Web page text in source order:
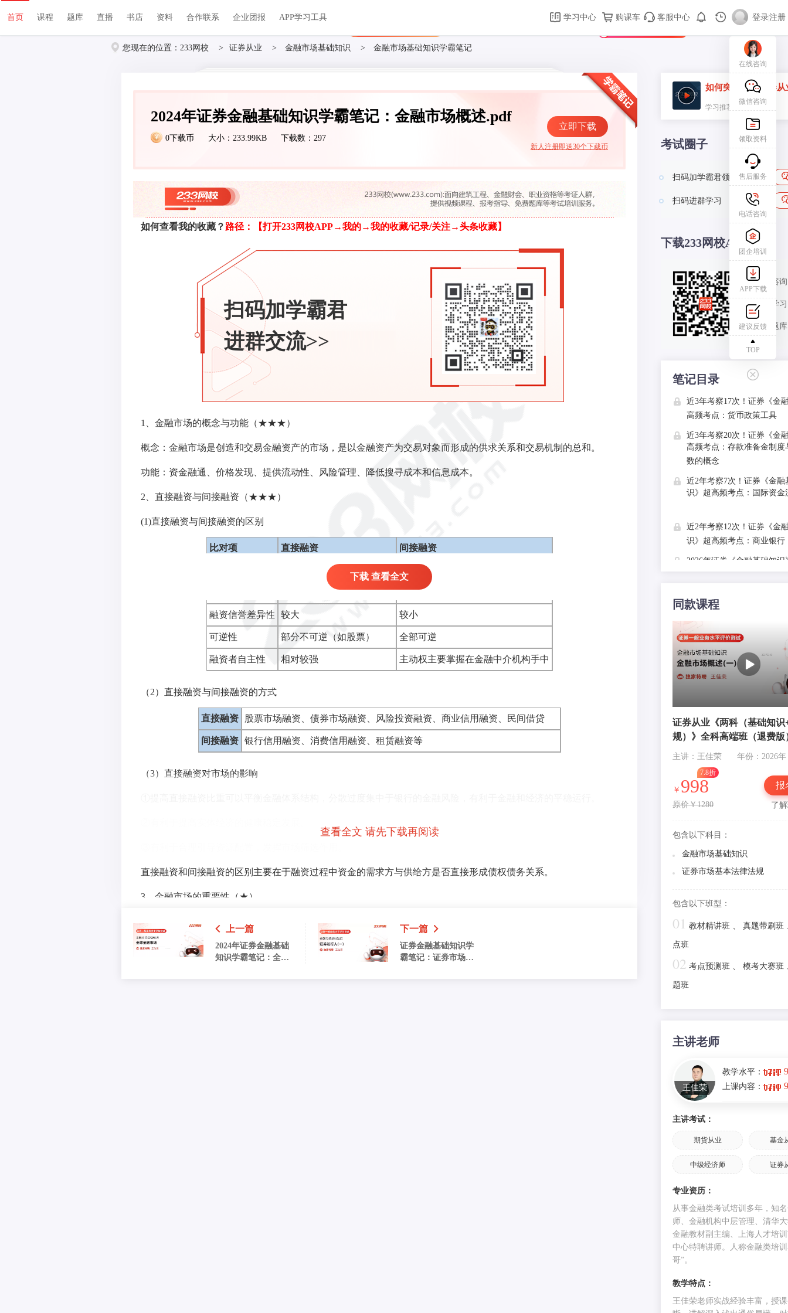
首页 课程 题库 直播 书店 资料 关于我们 帮助中心 购课车 登录/注册
首页 课程 题库 直播 书店 资料 合作联系 企业团报 APP学习工具 学习中心 购课车 客服中心 登录|注册
您现在的位置： 233网校 > 证券从业 > 金融市场基础知识 > 金融市场基础知识学霸笔记
2024年证券金融基础知识学霸笔记：金融市场概述.pdf
0下载币 大小：233.99KB 下载数：297
立即下载
新人注册即送30个下载币
如何查看我的收藏？ 路径：【打开233网校APP→我的→我的收藏/记录/关注→头条收藏】
扫码加学霸君
进群交流>>
1、金融市场的概念与功能（★★★）
概念：金融市场是创造和交易金融资产的市场，是以金融资产为交易对象而形成的供求关系和交易机制的总和。
功能：资金融通、价格发现、提供流动性、风险管理、降低搜寻成本和信息成本。
2、直接融资与间接融资（★★★）
(1)直接融资与间接融资的区别
比对项 直接融资 间接融资
间接性
分散性（分散于各种场合） 相对集中性
融资信誉差异性 较大 较小
可逆性 部分不可逆（如股票） 全部可逆
融资者自主性 相对较强 主动权主要掌握在金融中介机构手中
（2）直接融资与间接融资的方式
直接融资 股票市场融资、债券市场融资、风险投资融资、商业信用融资、民间借贷
间接融资 银行信用融资、消费信用融资、租赁融资等
（3）直接融资对市场的影响
直接融资和间接融资的区别主要在于融资过程中资金的需求方与供给方是否直接形成债权债务关系。
3、金融市场的重要性（★）
（1）促进储蓄—投资转化；
（2）优化资源配置；
查看全文 请先下载再阅读
下载 查看全文
上一篇
2024年证券金融基础
知识学霸笔记：全球
下一篇
证券金融基础知识学
霸笔记：证券市场主
如何突破2026证券
学习推荐
考试圈子
扫码加学霸君领资料
扫码进群学习
下载233网校APP
报考咨
课程学
免费题
笔记目录
近3年考察17次！证券《金
高频考点：货币政策工具
近3年考察20次！证券《金
高频考点：存款准备金制度
数的概念
近2年考察7次！证券《金融
识》超高频考点：国际资金
近2年考察12次！证券《金
识》超高频考点：商业银行
2026年证券《金融基础知识
近3年考察6次！证券《金融
要参与者
近2年考察7次！证券《金融
识》超高频考点：全球金融
展
识》超高频考点：金融市场
近3年考察15次！证券《金
识》超高频考点：直接融资
资的特点
2026年证券从业《金融市场
识》真题集勘误
识》内部教辅勘误
原题再现！8.16证券金融基
啦，附章节分值+学习建议
识》真题集勘误
考过的反复考、知识覆盖更
难度不大，但有超纲题！
券《金融市场基础知识》考
方式及特征，理解掌握！
霸笔记：年份类数字考点
收藏！
自律性组织
2024年证券金融基础知识
证券中介机构
2024年证券金融基础知识学
证券发行人
2024年证券金融基础知识学
证券投资者
2024年6月证券从业《金融
2024年证券金融基础知识学
同款课程
证券从业《两科（基础知识
规）》全科高端班（退费版
主讲：王佳荣 年份：2026年
￥ 998
7.8折
原价￥1280
报
了
包含以下科目：
金融市场基础知识
证券市场基本法律法规
包含以下班型：
01 教材精讲班 、 真题带刷班
点班
02 考点预测班 、 模考大赛班
题班
主讲老师
王佳荣
教学水平：
上课内容：
主讲考试：
期货从业 基金
中级经济师 证券
专业资历：
从事金融类考试培训多年，知
师、金融机构中层管理、清华
金融教材副主编、上海人才培
中心特聘讲师。人称金融类培
哥”。
教学特点：
王佳荣老师实战经验丰富，授
在线咨询
微信咨询
领取资料
售后服务
电话咨询
团企培训
APP下载
建议反馈
TOP